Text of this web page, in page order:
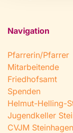
Navigation
Pfarrerin/Pfarrer
Mitarbeitende
Friedhofsamt
Spenden
Helmut-Helling-
Jugendkeller
CVJM Steinhagen